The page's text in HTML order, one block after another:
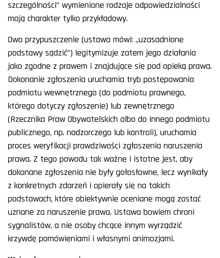
szczególności” wymienione rodzaje odpowiedzialności
mają charakter tylko przykładowy.
Owo przypuszczenie (ustawa mówi: „uzasadnione
podstawy sądzić”) legitymizuje zatem jego działania
jako zgodne z prawem i znajdujące się pod opieką prawa.
Dokonanie zgłoszenia uruchamia tryb postępowania
podmiotu wewnętrznego (do podmiotu prawnego,
którego dotyczy zgłoszenie) lub zewnętrznego
(Rzecznika Praw Obywatelskich albo do innego podmiotu
publicznego, np. nadzorczego lub kontroli), uruchamia
proces weryfikacji prawdziwości zgłoszenia naruszenia
prawa. Z tego powodu tak ważne i istotne jest, aby
dokonane zgłoszenia nie były gołosłowne, lecz wynikały
z konkretnych zdarzeń i opierały się na takich
podstawach, które obiektywnie oceniane mogą zostać
uznane za naruszenie prawa. Ustawa bowiem chroni
sygnalistów, a nie osoby chcące innym wyrządzić
krzywdę pomówieniami i własnymi animozjami.